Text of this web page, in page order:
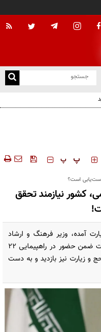
‍‍‍ پ پ
است؟
کشور نیازمند تحقق
آمده، وزیر فرهنگ و ارشاد
اسلامی به همراه رئیس سازمان حج و زیارت ضمن حضور در راهپیمایی 22
و زیارت نیز بازدید و به دست